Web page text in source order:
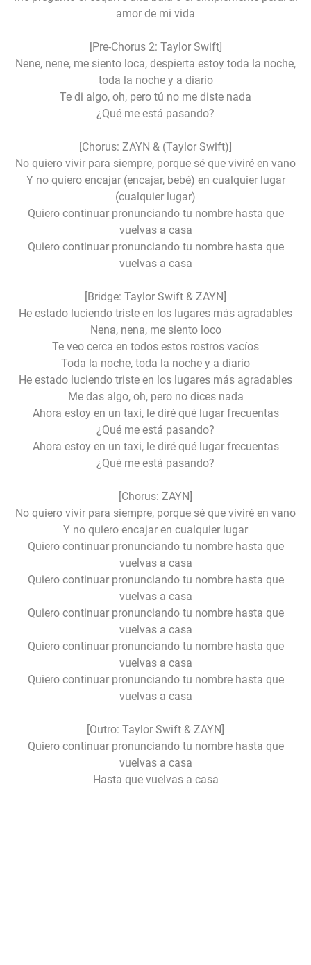
amor de mi vida
[Pre-Chorus 2: Taylor Swift]
Nene, nene, me siento loca, despierta estoy toda la noche,
toda la noche y a diario
Te di algo, oh, pero tú no me diste nada
¿Qué me está pasando?
[Chorus: ZAYN & (Taylor Swift)]
No quiero vivir para siempre, porque sé que viviré en vano
Y no quiero encajar (encajar, bebé) en cualquier lugar
(cualquier lugar)
Quiero continuar pronunciando tu nombre hasta que
vuelvas a casa
Quiero continuar pronunciando tu nombre hasta que
vuelvas a casa
[Bridge: Taylor Swift & ZAYN]
He estado luciendo triste en los lugares más agradables
Nena, nena, me siento loco
Te veo cerca en todos estos rostros vacíos
Toda la noche, toda la noche y a diario
He estado luciendo triste en los lugares más agradables
Me das algo, oh, pero no dices nada
Ahora estoy en un taxi, le diré qué lugar frecuentas
¿Qué me está pasando?
Ahora estoy en un taxi, le diré qué lugar frecuentas
¿Qué me está pasando?
[Chorus: ZAYN]
No quiero vivir para siempre, porque sé que viviré en vano
Y no quiero encajar en cualquier lugar
Quiero continuar pronunciando tu nombre hasta que
vuelvas a casa
Quiero continuar pronunciando tu nombre hasta que
vuelvas a casa
Quiero continuar pronunciando tu nombre hasta que
vuelvas a casa
Quiero continuar pronunciando tu nombre hasta que
vuelvas a casa
Quiero continuar pronunciando tu nombre hasta que
vuelvas a casa
[Outro: Taylor Swift & ZAYN]
Quiero continuar pronunciando tu nombre hasta que
vuelvas a casa
Hasta que vuelvas a casa